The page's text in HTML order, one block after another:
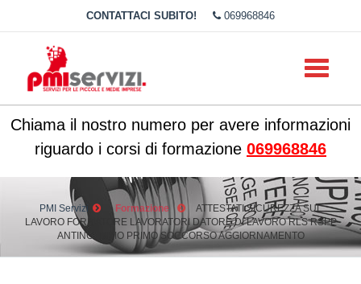
CONTATTACI SUBITO! 069968846
Toggle
Chiama il nostro numero per avere informazioni
riguardo i corsi di formazione 069968846
PMI Servizi Formazione
ATTESTATI SICUREZZA SUL
LAVORO FORMATORE LAVORATORI DATORE DI LAVORO RLS RSPP
ANTINCENDIO PRIMO SOCCORSO AGGIORNAMENTO